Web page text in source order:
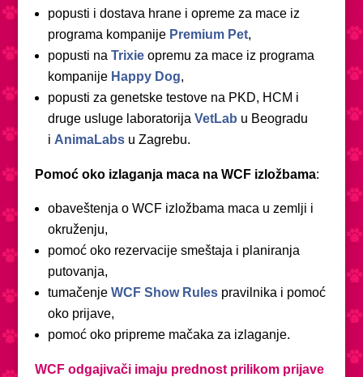
popusti i dostava hrane i opreme za mace iz
programa kompanije Premium Pet,
popusti na Trixie opremu za mace iz programa
kompanije Happy Dog,
popusti za genetske testove na PKD, HCM i
druge usluge laboratorija VetLab u Beogradu
i AnimaLabs u Zagrebu.
Pomoć oko izlaganja maca na WCF izložbama:
obaveštenja o WCF izložbama maca u zemlji i
okruženju,
pomoć oko rezervacije smeštaja i planiranja
putovanja,
tumačenje WCF Show Rules pravilnika i pomoć
oko prijave,
pomoć oko pripreme mačaka za izlaganje.
WCF odgajivači imaju prednost prilikom prijave